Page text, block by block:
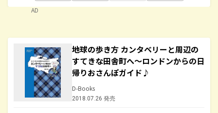
AD
地球の歩き方 カンタベリーと周辺の
すてきな田舎町へ～ロンドンからの日
帰りおさんぽガイド♪
D-Books
2018.07.26 発売